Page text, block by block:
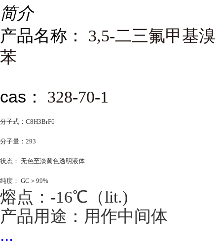
简介
产品名称： 3,5-二三氟甲基溴
苯
cas： 328-70-1
分子式：C8H3BrF6
分子量：293
状态： 无色至淡黄色透明液体
纯度： GC＞99%
熔点：-16℃（lit.)
产品用途：用作中间体
...